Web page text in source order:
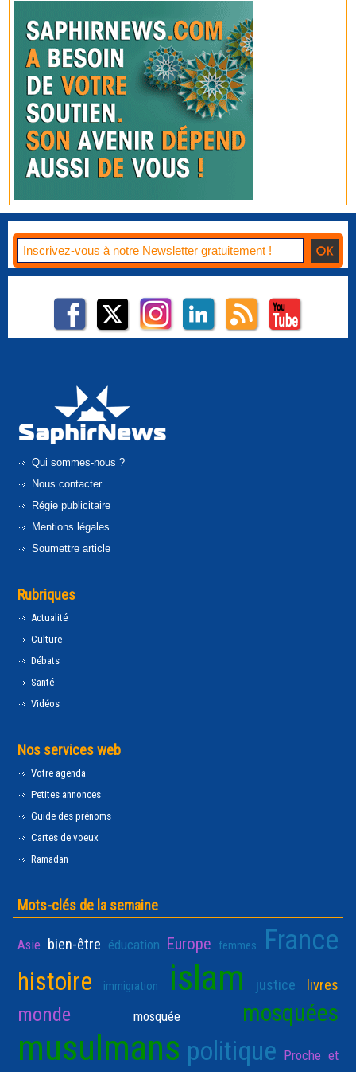
Qui sommes-nous ?
Nous contacter
Régie publicitaire
Mentions légales
Soumettre article
Rubriques
Actualité
Culture
Débats
Santé
Vidéos
Nos services web
Votre agenda
Petites annonces
Guide des prénoms
Cartes de voeux
Ramadan
Mots-clés de la semaine
Asie bien-être éducation Europe femmes France
histoire immigration islam justice livres
monde mosquée mosquées
musulmans politique Proche et